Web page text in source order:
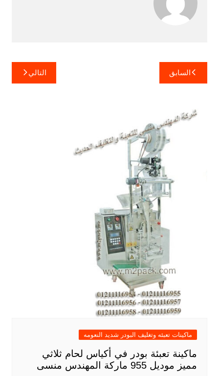
تصفّح
المقالات
السابق التالي
ماكينات تعبئه وتغليف البودر شديد النعومه
ماكينة تعبئة بودر في أكياس لحام ثلاثي
مميز موديل 955 ماركة المهندس منسى